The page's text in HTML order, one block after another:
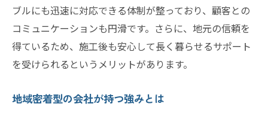
リフォームにおける顧客満足度向上の秘訣
先進事例から学ぶ最新のアウトリーチ手法
アウトリーチ成功のためのネットワーク構
築
リーチのステップ
ブルにも迅速に対応できる体制が整っており、顧客との
コミュニケーションも円滑です。さらに、地元の信頼を
得ているため、施工後も安心して長く暮らせるサポート
を受けられるというメリットがあります。
地域密着型の会社が持つ強みとは